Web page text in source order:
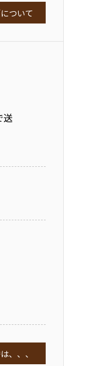
ついて
送
、、、